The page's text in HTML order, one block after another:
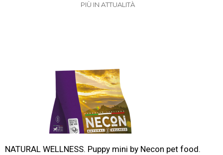
PIÙ IN ATTUALITÀ
NATURAL WELLNESS. Puppy mini by Necon pet food.